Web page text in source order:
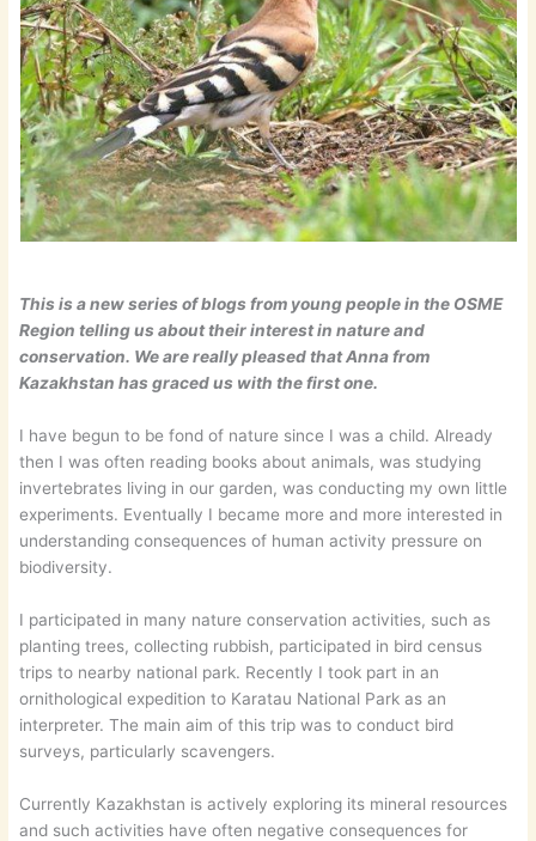
​This is a new series of blogs from young people in the OSME
Region telling us about their interest in nature and
conservation. We are really pleased that Anna from
Kazakhstan has graced us with the first one.
I have begun to be fond of nature since I was a child. Already
then I was often reading books about animals, was studying
invertebrates living in our garden, was conducting my own little
experiments. Eventually I became more and more interested in
understanding consequences of human activity pressure on
biodiversity.
I participated in many nature conservation activities, such as
planting trees, collecting rubbish, participated in bird census
trips to nearby national park. Recently I took part in an
ornithological expedition to Karatau National Park as an
interpreter. The main aim of this trip was to conduct bird
surveys, particularly scavengers.
Currently Kazakhstan is actively exploring its mineral resources
and such activities have often negative consequences for